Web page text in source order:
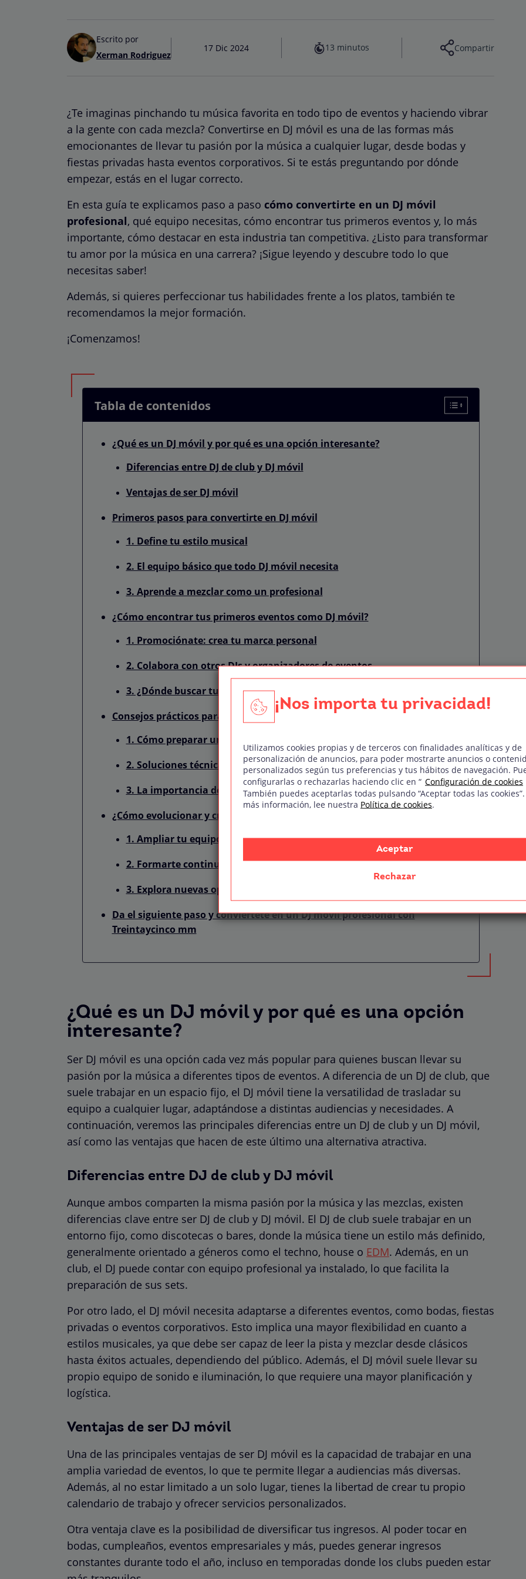
Escrito por
Xerman Rodriguez
17 Dic 2024 13 minutos Compartir
¿Te imaginas pinchando tu música favorita en todo tipo de eventos y haciendo vibrar
a la gente con cada mezcla? Convertirse en DJ móvil es una de las formas más
emocionantes de llevar tu pasión por la música a cualquier lugar, desde bodas y
fiestas privadas hasta eventos corporativos. Si te estás preguntando por dónde
empezar, estás en el lugar correcto.
En esta guía te explicamos paso a paso cómo convertirte en un DJ móvil
profesional, qué equipo necesitas, cómo encontrar tus primeros eventos y, lo más
importante, cómo destacar en esta industria tan competitiva. ¿Listo para transformar
tu amor por la música en una carrera? ¡Sigue leyendo y descubre todo lo que
necesitas saber!
Además, si quieres perfeccionar tus habilidades frente a los platos, también te
recomendamos la mejor formación.
¡Comenzamos!
Tabla de contenidos
¿Qué es un DJ móvil y por qué es una opción interesante?
Diferencias entre DJ de club y DJ móvil
Ventajas de ser DJ móvil
Primeros pasos para convertirte en DJ móvil
1. Define tu estilo musical
2. El equipo básico que todo DJ móvil necesita
3. Aprende a mezclar como un profesional
¿Cómo encontrar tus primeros eventos como DJ móvil?
1. Promociónate: crea tu marca personal
2. Colabora con otros DJs y organizadores de eventos
3. ¿Dónde buscar tus primeros eventos?
Consejos prácticos para triunfar en tus eventos como DJ móvil
1. Cómo preparar un setlist que conecte con el público
2. Soluciones técnicas para eventos imprevistos
3. La importancia del sonido y la iluminación
¿Cómo evolucionar y crecer como DJ móvil?
1. Ampliar tu equipo: ¿Cuándo y cómo invertir en nuevo material?
2. Formarte continuamente: cursos y recursos
3. Explora nuevas oportunidades: producción musical y más
Da el siguiente paso y conviértete en un DJ móvil profesional con
Treintaycinco mm
¿Qué es un DJ móvil y por qué es una opción
interesante?
Ser DJ móvil es una opción cada vez más popular para quienes buscan llevar su
pasión por la música a diferentes tipos de eventos. A diferencia de un DJ de club, que
suele trabajar en un espacio fijo, el DJ móvil tiene la versatilidad de trasladar su
equipo a cualquier lugar, adaptándose a distintas audiencias y necesidades. A
continuación, veremos las principales diferencias entre un DJ de club y un DJ móvil,
así como las ventajas que hacen de este último una alternativa atractiva.
Diferencias entre DJ de club y DJ móvil
Aunque ambos comparten la misma pasión por la música y las mezclas, existen
diferencias clave entre ser DJ de club y DJ móvil. El DJ de club suele trabajar en un
entorno fijo, como discotecas o bares, donde la música tiene un estilo más definido,
generalmente orientado a géneros como el techno, house o EDM. Además, en un
club, el DJ puede contar con equipo profesional ya instalado, lo que facilita la
preparación de sus sets.
Por otro lado, el DJ móvil necesita adaptarse a diferentes eventos, como bodas, fiestas
privadas o eventos corporativos. Esto implica una mayor flexibilidad en cuanto a
estilos musicales, ya que debe ser capaz de leer la pista y mezclar desde clásicos
hasta éxitos actuales, dependiendo del público. Además, el DJ móvil suele llevar su
propio equipo de sonido e iluminación, lo que requiere una mayor planificación y
logística.
Ventajas de ser DJ móvil
Una de las principales ventajas de ser DJ móvil es la capacidad de trabajar en una
amplia variedad de eventos, lo que te permite llegar a audiencias más diversas.
Además, al no estar limitado a un solo lugar, tienes la libertad de crear tu propio
calendario de trabajo y ofrecer servicios personalizados.
Otra ventaja clave es la posibilidad de diversificar tus ingresos. Al poder tocar en
bodas, cumpleaños, eventos empresariales y más, puedes generar ingresos
constantes durante todo el año, incluso en temporadas donde los clubs pueden estar
¡Nos importa tu privacidad!
Utilizamos cookies propias y de terceros con finalidades analíticas y de
personalización de anuncios, para poder mostrarte anuncios o
personalizados según tus preferencias y tus hábitos de navegación.
configurarlas o rechazarlas haciendo clic en “ Configuración de cookies
También puedes aceptarlas todas pulsando “Aceptar todas las
más información, lee nuestra Política de cookies.
Aceptar
Rechazar